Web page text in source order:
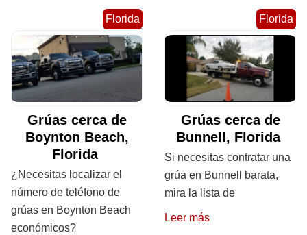
Florida
Grúas cerca de
Boynton Beach,
Florida
¿Necesitas localizar el
número de teléfono de
grúas en Boynton Beach
económicos?
Florida
Grúas cerca de
Bunnell, Florida
Si necesitas contratar una
grúa en Bunnell barata,
mira la lista de
Leer más